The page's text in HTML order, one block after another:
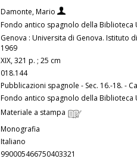
Damonte, Mario
Fondo antico spagnolo della
Genova : Universita di Genova. Istituto
1969
XIX, 321 p. ; 25 cm
018.144
Pubblicazioni spagnole - Sec. 16.-18. -
Fondo antico spagnolo della
Materiale a stampa
Monografia
Italiano
990005466750403321